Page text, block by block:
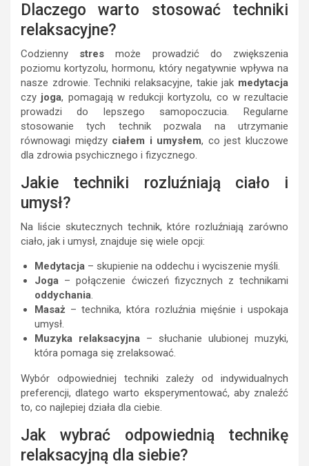
Dlaczego warto stosować techniki
relaksacyjne?
Codzienny stres może prowadzić do zwiększenia
poziomu kortyzolu, hormonu, który negatywnie wpływa na
nasze zdrowie. Techniki relaksacyjne, takie jak medytacja
czy joga, pomagają w redukcji kortyzolu, co w rezultacie
prowadzi do lepszego samopoczucia. Regularne
stosowanie tych technik pozwala na utrzymanie
równowagi między ciałem i umysłem, co jest kluczowe
dla zdrowia psychicznego i fizycznego.
Jakie techniki rozluźniają ciało i
umysł?
Na liście skutecznych technik, które rozluźniają zarówno
ciało, jak i umysł, znajduje się wiele opcji:
Medytacja – skupienie na oddechu i wyciszenie myśli.
Joga – połączenie ćwiczeń fizycznych z technikami
oddychania.
Masaż – technika, która rozluźnia mięśnie i uspokaja
umysł.
Muzyka relaksacyjna – słuchanie ulubionej muzyki,
która pomaga się zrelaksować.
Wybór odpowiedniej techniki zależy od indywidualnych
preferencji, dlatego warto eksperymentować, aby znaleźć
to, co najlepiej działa dla ciebie.
Jak wybrać odpowiednią technikę
relaksacyjną dla siebie?